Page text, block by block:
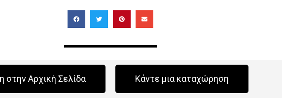
στην Αρχική Σελίδα Κάντε μια καταχώρηση